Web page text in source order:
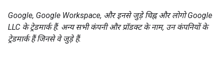
Google, Google Workspace, और इनसे जुड़े चिह्न और लोगो Google
LLC के ट्रेडमार्क हैं. अन्य सभी कंपनी और प्रॉडक्ट के नाम, उन कंपनियों के
ट्रेडमार्क हैं जिनसे वे जुड़े हैं.